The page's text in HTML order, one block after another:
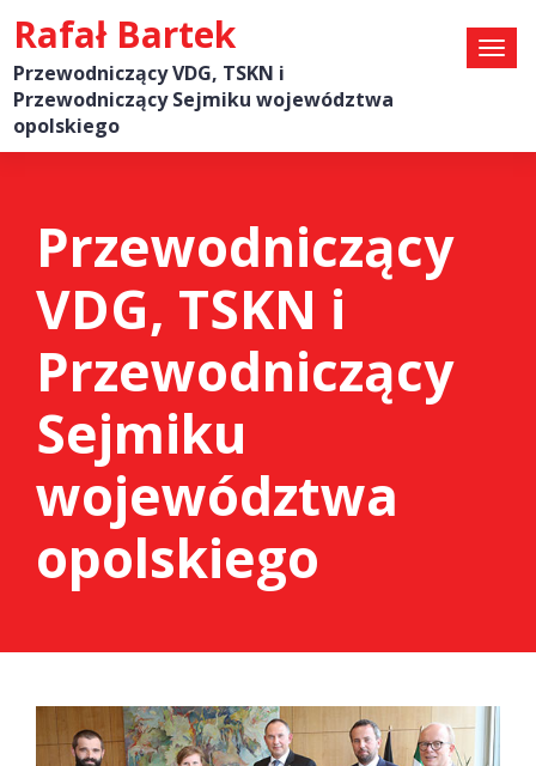
Rafał Bartek
Przewodniczący VDG, TSKN i
Przewodniczący Sejmiku województwa
opolskiego
Przewodniczący
VDG, TSKN i
Przewodniczący
Sejmiku
województwa
opolskiego